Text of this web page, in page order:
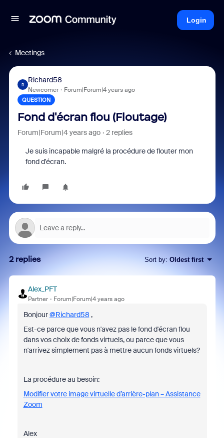
Login
Meetings
R
Richard58
Newcomer Forum|Forum|4 years ago
QUESTION
Fond d'écran flou (Floutage)
Forum|Forum|4 years ago 2 replies
Je suis incapable malgré la procédure de flouter mon
fond d'écran.
2 replies Sort by: Oldest first
Alex_PFT
Partner Forum|Forum|4 years ago
Bonjour@Richard58 ,
Est-ce parce que vous n'avez pas le fond d'écran flou
dans vos choix de fonds virtuels, ou parce que vous
n'arrivez simplement pas à mettre aucun fonds virtuels?
La procédure au besoin:
Modifier votre image virtuelle d’arrière-plan – Assistance
Zoom
Alex